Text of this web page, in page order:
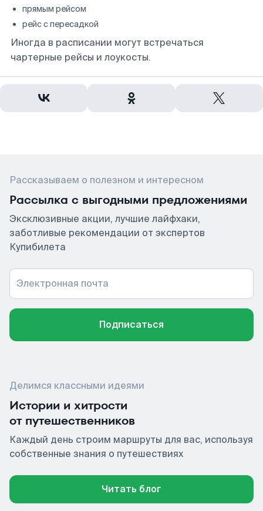
прямым рейсом
рейс с пересадкой
Иногда в расписании могут встречаться
чартерные рейсы и лоукосты.
Рассказываем о полезном и интересном
Рассылка с выгодными предложениями
Эксклюзивные акции, лучшие лайфхаки,
заботливые рекомендации от экспертов
Купибилета
Электронная почта
Подписаться
Делимся классными идеями
Истории и хитрости
от путешественников
Каждый день строим маршруты для вас, используя
собственные знания о путешествиях
Читать блог